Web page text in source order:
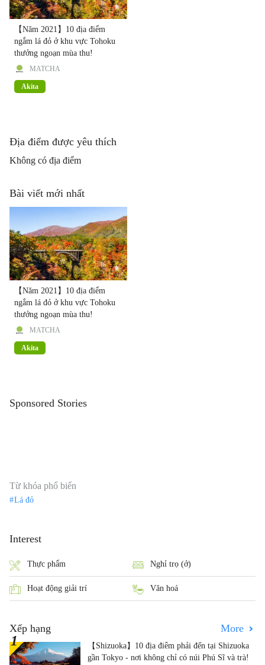
【Năm 2021】10 địa điểm
ngắm lá đỏ ở khu vực Tohoku
thưởng ngoạn mùa thu!
MATCHA
Akita
Địa điểm được yêu thích
Không có địa điểm
Bài viết mới nhất
【Năm 2021】10 địa điểm
ngắm lá đỏ ở khu vực Tohoku
thưởng ngoạn mùa thu!
MATCHA
Akita
Sponsored Stories
Từ khóa phổ biến
Lá đỏ
Interest
Thực phẩm Nghỉ trọ (ở)
Hoạt động giải trí Văn hoá
Xếp hạng More
【Shizuoka】10 địa điểm phải đến tại Shizuoka
gần Tokyo - nơi không chỉ có núi Phú Sĩ và trà!